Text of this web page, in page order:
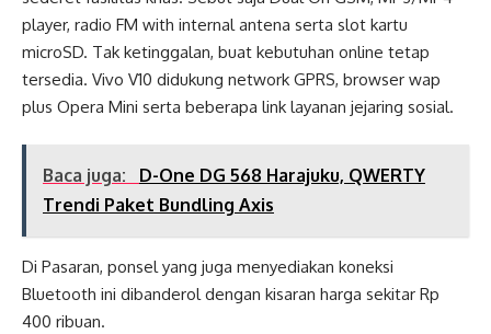
player, radio FM with internal antena serta slot kartu
microSD. Tak ketinggalan, buat kebutuhan online tetap
tersedia. Vivo V10 didukung network GPRS, browser wap
plus Opera Mini serta beberapa link layanan jejaring sosial.
Baca juga:
D-One DG 568 Harajuku, QWERTY
Trendi Paket Bundling Axis
Di Pasaran, ponsel yang juga menyediakan koneksi
Bluetooth ini dibanderol dengan kisaran harga sekitar Rp
400 ribuan.